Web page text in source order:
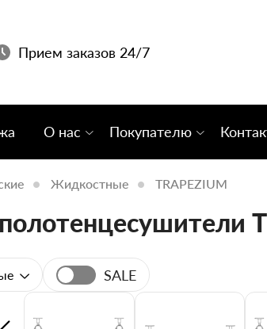
Прием заказов 24/7
О нас Покупателю
Жидкостные TRAPEZIUM
SALE